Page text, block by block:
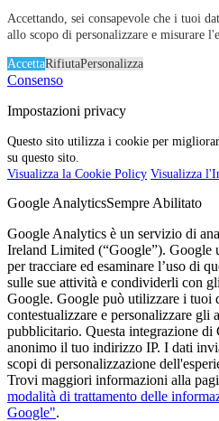
Accettando, sei consapevole che i tuoi
allo scopo di personalizzare e misurare
AccettaRifiutaPersonalizza
Consenso
Impostazioni privacy
Questo sito utilizza i cookie per
su questo sito.
Visualizza la Cookie Policy Visualizza
Google AnalyticsSempre Abilitato
Google Analytics è un servizio di
Ireland Limited (“Google”). Google
per tracciare ed esaminare l’uso di
sulle sue attività e condividerli con
Google. Google può utilizzare i tuoi
contestualizzare e personalizzare
pubblicitario. Questa integrazione di
anonimo il tuo indirizzo IP. I dati
scopi di personalizzazione
Trovi maggiori informazioni alla
modalità di trattamento delle
Google".